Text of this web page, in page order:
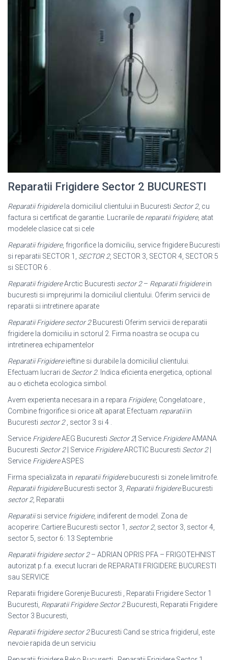
Reparatii Frigidere Sector 2 BUCURESTI
Reparatii frigiderela domiciliul clientului in Bucuresti Sector 2, cu
factura si certificat de garantie. Lucrarile de reparatii frigidere, atat
modelele clasice cat si cele
Reparatii frigidere, frigorifice la domiciliu, service frigidere Bucuresti
si reparatii SECTOR 1, SECTOR 2, SECTOR 3, SECTOR 4, SECTOR 5
si SECTOR 6 .
Reparatii frigidereArctic Bucuresti sector 2– Reparatii frigiderein
bucuresti si imprejurimi la domiciliul clientului. Oferim servicii de
reparatii si intretinere aparate
Reparatii Frigidere sector 2Bucuresti Oferim servicii de reparatii
frigidere la domiciliu in sctorul 2. Firma noastra se ocupa cu
intretinerea echipamentelor
Reparatii Frigidereieftine si durabile la domiciliul clientului.
Efectuam lucrari de Sector 2. Indica eficienta energetica, optional
au o eticheta ecologica simbol.
Avem experienta necesara in a repara Frigidere, Congelatoare ,
Combine frigorifice si orice alt aparat Efectuam reparatiiin
Bucuresti sector 2, sector 3 si 4 .
Service FrigidereAEG Bucuresti Sector 2| Service FrigidereAMANA
Bucuresti Sector 2| Service FrigidereARCTIC Bucuresti Sector 2|
Service FrigidereASPES
Firma specializata in reparatii frigiderebucuresti si zonele limitrofe.
Reparatii frigidereBucuresti sector 3, Reparatii frigidereBucuresti
sector 2, Reparatii
Reparatiisi service frigidere, indiferent de model. Zona de
acoperire: Cartiere Bucuresti sector 1, sector 2, sector 3, sector 4,
sector 5, sector 6: 13 Septembrie
Reparatii frigidere sector 2– ADRIAN OPRIS PFA – FRIGOTEHNIST
autorizat p.f.a. execut lucrari de REPARATII FRIGIDERE BUCURESTI
sau SERVICE
Reparatii frigidere Gorenje Bucuresti , Reparatii Frigidere Sector 1
Bucuresti, Reparatii Frigidere Sector 2Bucuresti, Reparatii Frigidere
Sector 3 Bucuresti,
Reparatii frigidere sector 2Bucuresti Cand se strica frigiderul, este
nevoie rapida de un serviciu